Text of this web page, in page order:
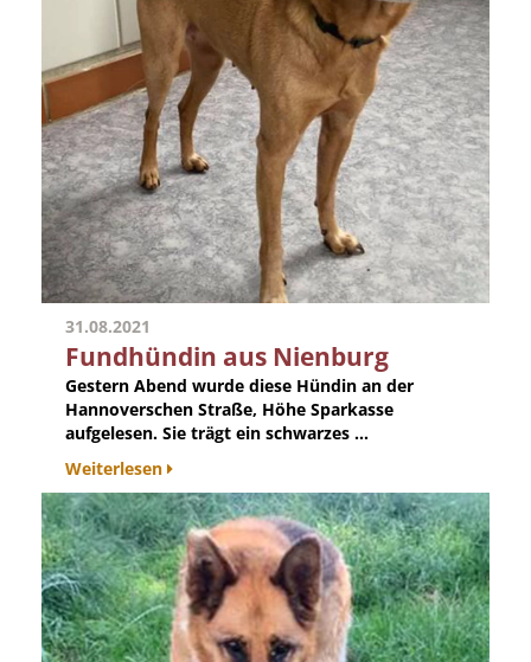
31.08.2021
Fundhündin aus Nienburg
Gestern Abend wurde diese Hündin an der
Hannoverschen Straße, Höhe Sparkasse
aufgelesen. Sie trägt ein schwarzes ...
Weiterlesen